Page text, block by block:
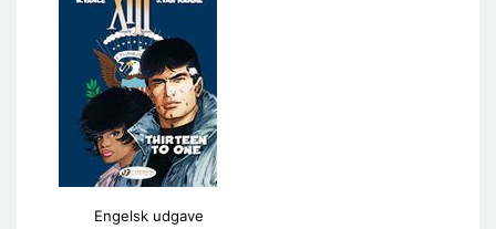
Engelsk udgave